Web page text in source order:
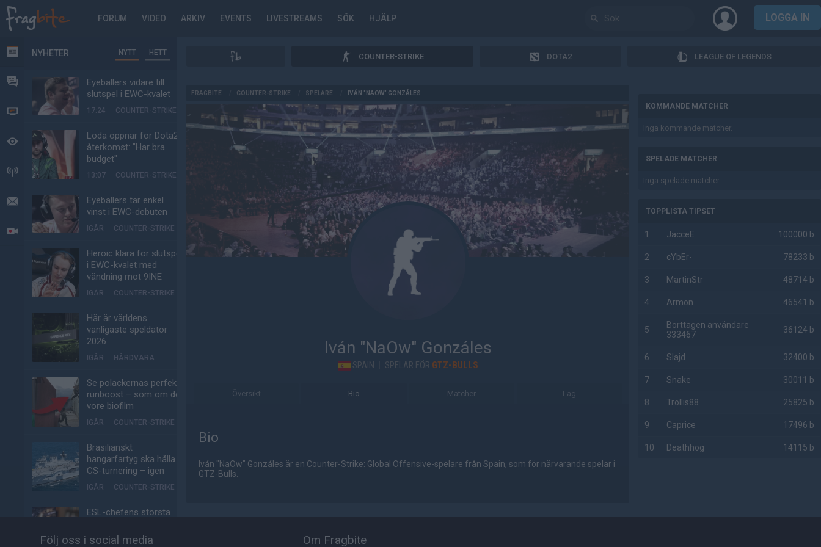
FORUM VIDEO ARKIV EVENTS LIVESTREAMS SÖK HJÄLP LOGGA IN
NYHETER
FORUM
VIDEO
BEVAKAT
HÄNDELSER
MEDDELANDEN
LIVESÄNDNINGAR
NYHETER NYTT HETT
Eyeballers vidare till
slutspel i EWC-kvalet
17:24 COUNTER-STRIKE
Loda öppnar för Dota2-
återkomst: "Har bra
budget"
13:07 COUNTER-STRIKE
Eyeballers tar enkel
vinst i EWC-debuten
IGÅR COUNTER-STRIKE
Heroic klara för slutspel
i EWC-kvalet med
vändning mot 9INE
IGÅR COUNTER-STRIKE
Här är världens
vanligaste speldator
2026
IGÅR HÅRDVARA
Se polackernas perfekta
runboost – som om det
vore biofilm
IGÅR COUNTER-STRIKE
Brasilianskt
hangarfartyg ska hålla
CS-turnering – igen
IGÅR COUNTER-STRIKE
ESL-chefens största
Fansen betalar inte för
COUNTER-STRIKE DOTA2 LEAGUE OF LEGENDS
FRAGBITE COUNTER-STRIKE SPELARE IVÁN "NAOW" GONZÁLES
Iván "NaOw" Gonzáles
SPAIN SPELAR FÖR GTZ-BULLS
Översikt Bio Matcher Lag
Bio
Iván "NaOw" Gonzáles är en Counter-Strike: Global Offensive-spelare från Spain, som för närvarande spelar i
GTZ-Bulls.
KOMMANDE MATCHER
Inga kommande matcher.
SPELADE MATCHER
Inga spelade matcher.
TOPPLISTA TIPSET
1 JacceE 100000 b
2 cYbEr- 78233 b
3 MartinStr 48714 b
4 Armon 46541 b
5
Borttagen användare
333467
36124 b
6 Slajd 32400 b
7 Snake 30011 b
8 Trollis88 25825 b
9 Caprice 17496 b
10 Deathhog 14115 b
Följ oss i social media Om Fragbite